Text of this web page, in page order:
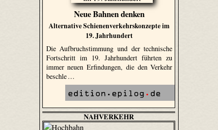
Neue Bahnen denken
Alternative Schienenverkehrskonzepte im
19. Jahrhundert
Die Aufbruchstimmung und der technische
Fortschritt im 19. Jahrhundert führten zu
immer neuen Erfindungen, die den Verkehr
beschle …
NAHVERKEHR